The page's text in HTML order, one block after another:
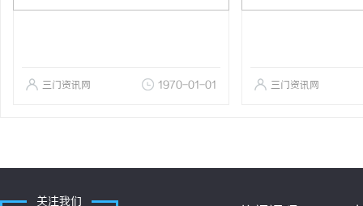
三门资讯网 1970-01-01 三门资讯网
关注我们